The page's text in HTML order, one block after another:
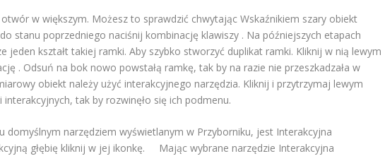
w większym. Możesz to sprawdzić chwytając Wskaźnikiem szary obiekt
stanu poprzedniego naciśnij kombinację klawiszy . Na późniejszych etapach
jeden kształt takiej ramki. Aby szybko stworzyć duplikat ramki. Kliknij w nią lewym
. Odsuń na bok nowo powstałą ramkę, tak by na razie nie przeszkadzała w
obiekt należy użyć interakcyjnego narzędzia. Kliknij i przytrzymaj lewym
tak by rozwinęło się ich podmenu.
domyślnym narzędziem wyświetlanym w Przyborniku, jest Interakcyjna
głębię kliknij w jej ikonkę. Mając wybrane narzędzie Interakcyjna